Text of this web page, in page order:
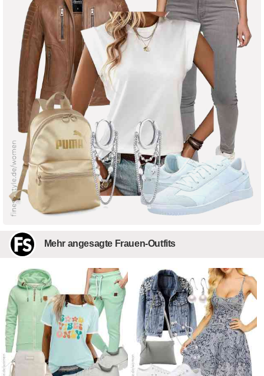
Mehr angesagte Frauen-Outfits